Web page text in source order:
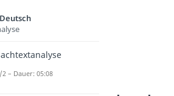
2 – Dauer: 05:08